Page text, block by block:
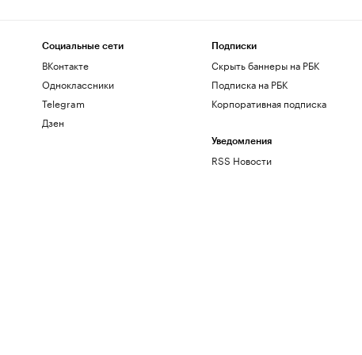
Социальные сети
ВКонтакте
Одноклассники
Telegram
Дзен
Подписки
Скрыть баннеры на РБК
Подписка на РБК
Корпоративная подписка
Уведомления
RSS Новости